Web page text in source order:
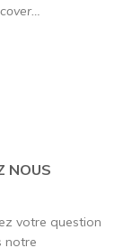
NOUS
votre question
notre